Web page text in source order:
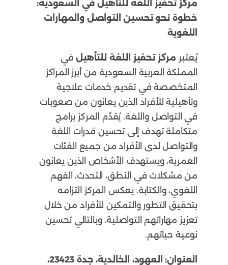
مركز تحفيز اللغة للتأهيل في السعودية:
خطوة نحو تحسين التواصل والمهارات
اللغوية
يُعتبر مركز تحفيز اللغة للتأهيلفي
المملكة العربية السعودية من أبرز المراكز
المتخصصة في تقديم خدمات علاجية
وتأهيلية للأفراد الذين يعانون من صعوبات
في التواصل واللغة. يُقدِّم المركز برامج
متكاملة تهدف إلى تحسين قدرات اللغة
والتواصل لدى الأفراد من جميع الفئات
العمرية، ويستهدف الأشخاص الذين يعانون
من مشكلات في النطق، التحدث، الفهم
اللغوي، والكتابة. يعكس المركز التزامه
بتحقيق التطور والتمكين للأفراد من خلال
تعزيز مهاراتهم التواصلية، وبالتالي تحسين
نوعية حياتهم.
العنوان:
العهود، الخالدية، جدة 23423،